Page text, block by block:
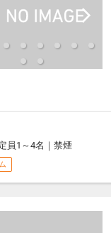
員1～4名 ｜ 禁煙